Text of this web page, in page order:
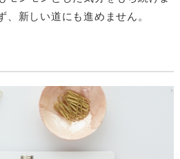
新しい道にも進めません。